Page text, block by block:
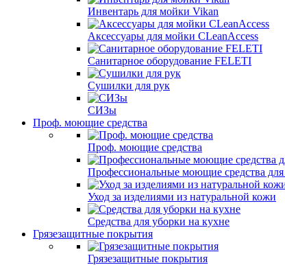
Инвентарь для мойки Vikan
Аксессуары для мойки CLeanAccess
Санитарное оборудование FELETI
Сушилки для рук
СИЗы
Проф. моющие средства
Проф. моющие средства
Профессиональные моющие средства
Уход за изделиями из натуральной кожи
Средства для уборки на кухне
Грязезащитные покрытия
Грязезащитные покрытия